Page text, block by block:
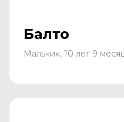
Балто
Мальчик, 10 лет 9